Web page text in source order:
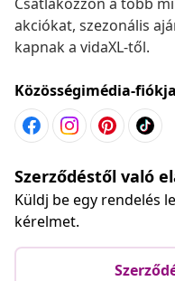
akciókat, szezonális
kapnak a vidaXL-től.
Közösségimédia-
Szerződéstől való
Küldj be egy rendelés
kérelmet.